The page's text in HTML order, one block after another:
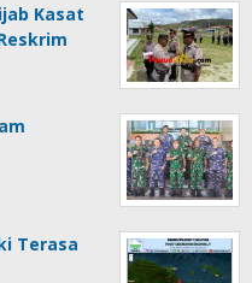
Kasat
Terasa